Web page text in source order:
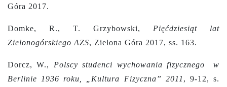
Góra 2017.
Domke, R., T. Grzybowski, Pięćdziesiąt lat
Zielonogórskiego AZS, Zielona Góra 2017, ss. 163.
Dorcz, W., Polscy studenci wychowania fizycznego w
Berlinie 1936 roku, „Kultura Fizyczna” 2011 , 9-12, s.